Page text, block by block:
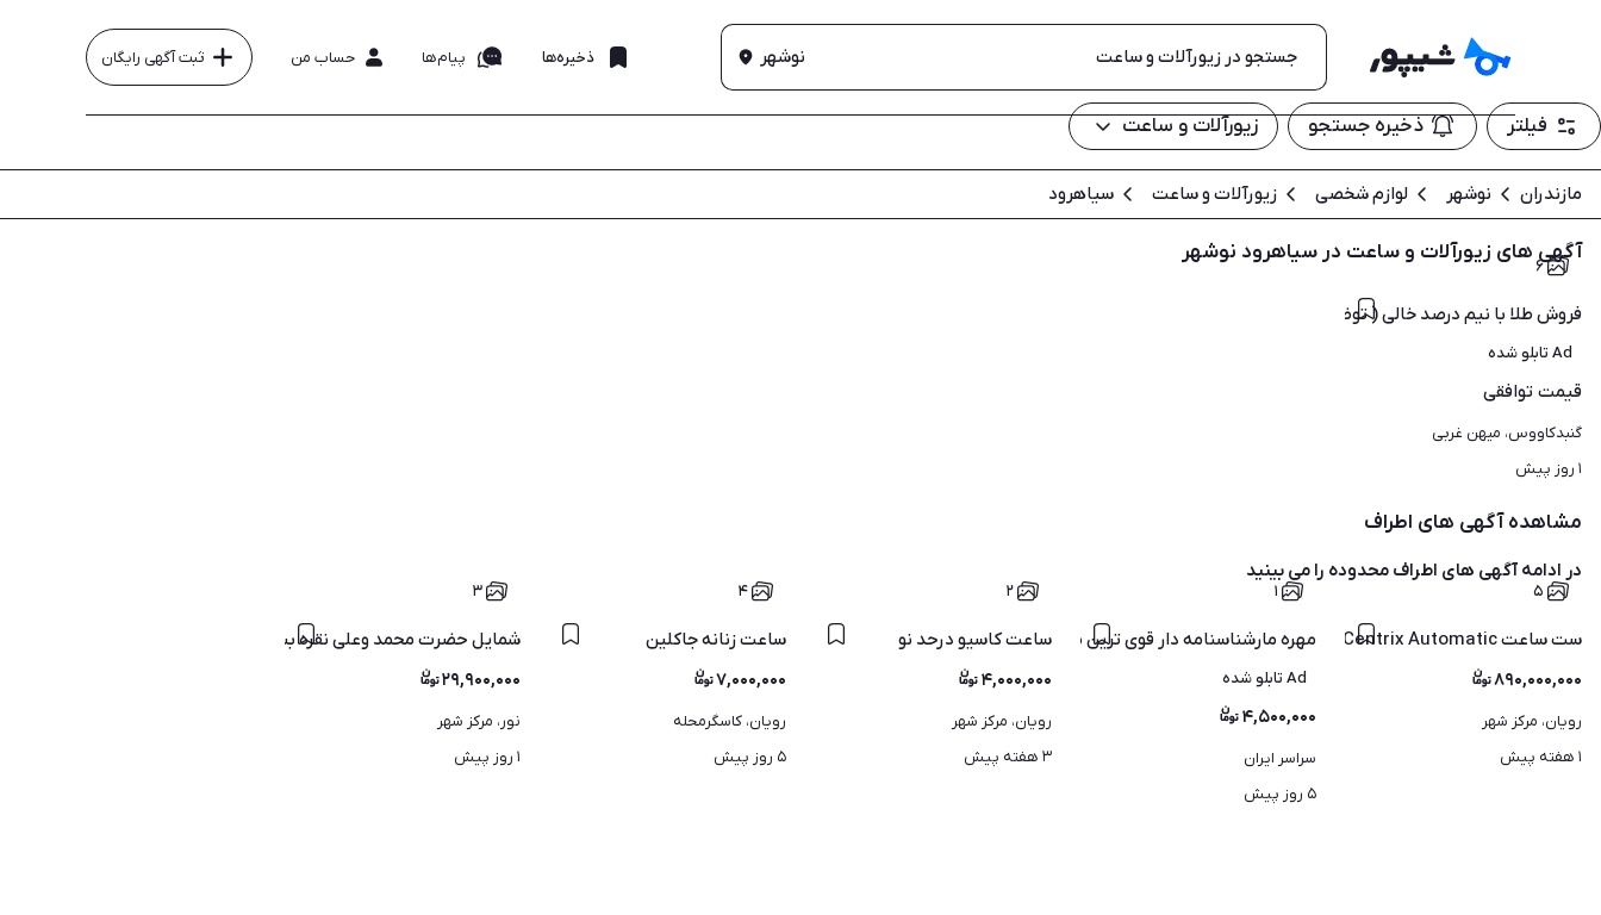
نوشهر ذخیره‌ها پیام‌ها حساب من ثبت آگهی رایگان
فیلتر ذخیره جستجو زیورآلات و ساعت
مازندران نوشهر لوازم شخصی زیورآلات و ساعت سیاهرود
آگهی های زیورآلات و ساعت در سیاهرود نوشهر
۶
فروش طلا با نیم درصد خالی ( توضیحات )
Ad تابلو شده
قیمت توافقی
گنبدکاووس، میهن غربی
۱ روز پیش
مشاهده آگهی های اطراف
در ادامه آگهی های اطراف محدوده را می بینید
۵
ست ساعت RADO Centrix Automatic اصل | فول ست | خاص و کمیاب
۸۹۰,۰۰۰,۰۰۰
رویان، مرکز شهر
۱ هفته پیش
۱
مهره مارشناسنامه دار قوی ترین مهره مار شناسنامه دار دردنیا
Ad تابلو شده
۴,۵۰۰,۰۰۰
سراسر ایران
۵ روز پیش
۲
ساعت کاسیو درحد نو
۴,۰۰۰,۰۰۰
رویان، مرکز شهر
۳ هفته پیش
۴
ساعت زنانه جاکلین
۷,۰۰۰,۰۰۰
رویان، کاسگرمحله
۵ روز پیش
۳
شمایل حضرت محمد وعلی نقره بسیار زیبا و شکیل
۲۹,۹۰۰,۰۰۰
نور، مرکز شهر
۱ روز پیش